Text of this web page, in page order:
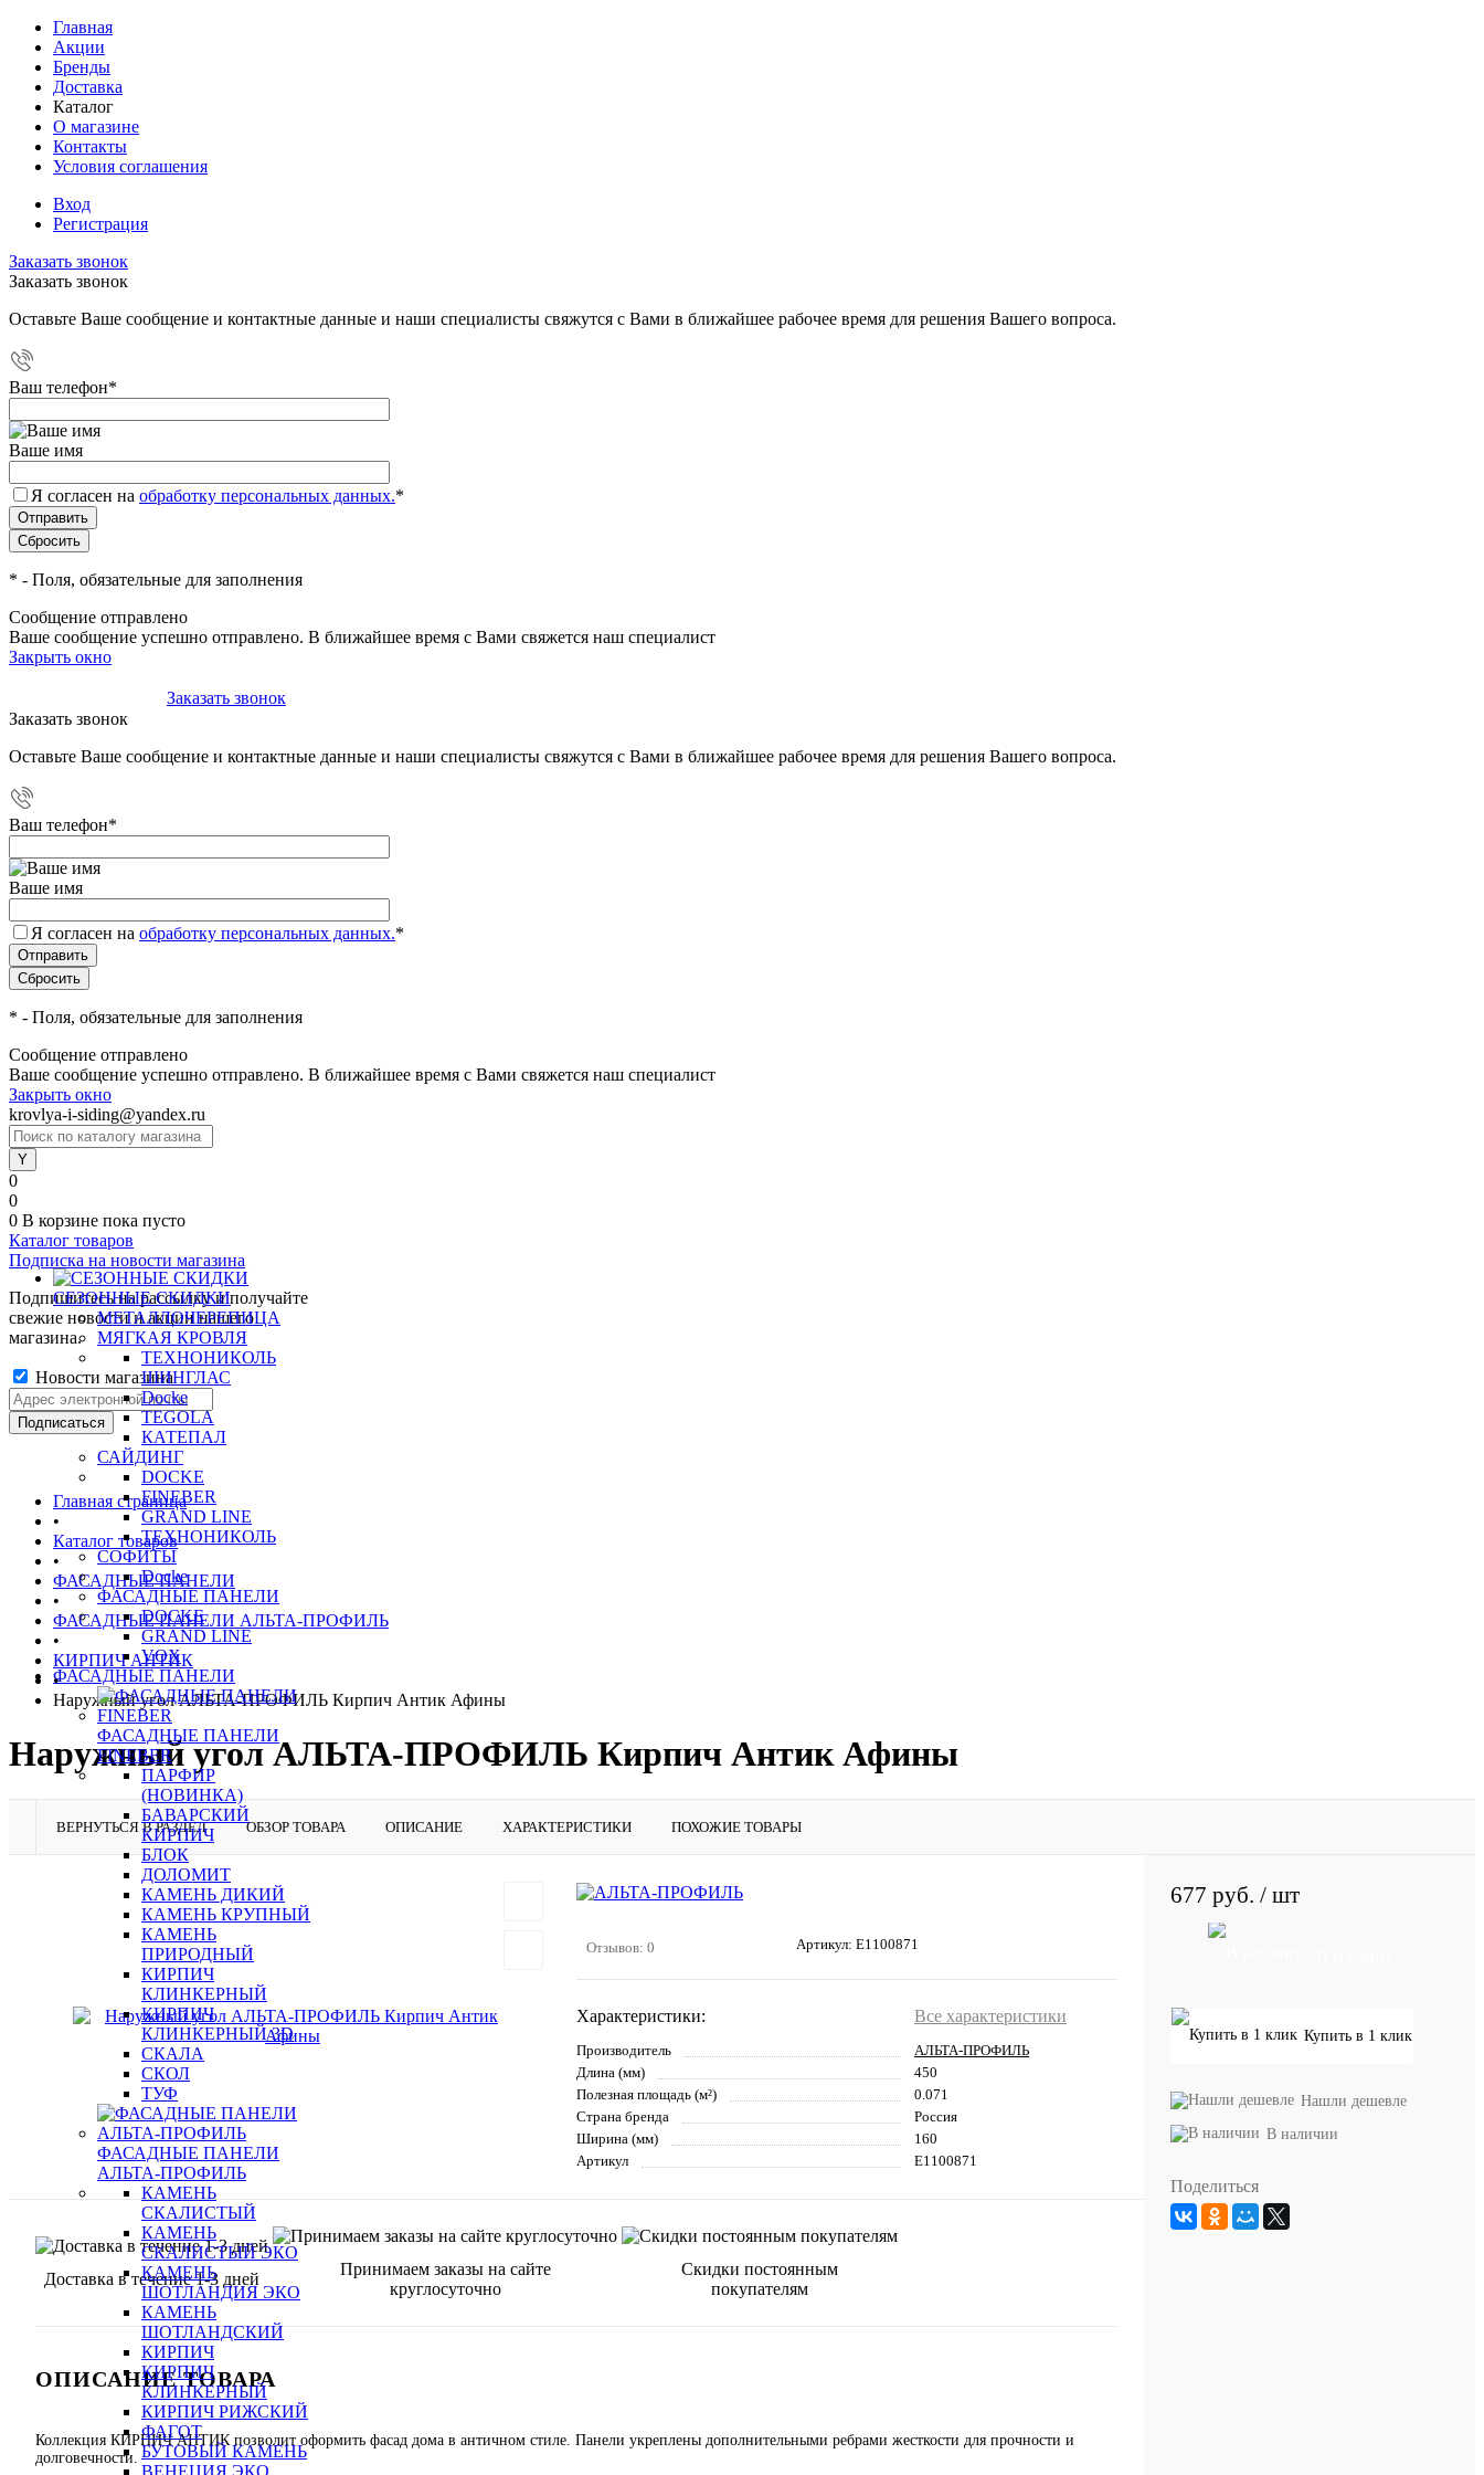
Главная
Акции
Бренды
Доставка
Каталог
О магазине
Контакты
Условия соглашения
Вход
Регистрация
Заказать звонок
Заказать звонок
Оставьте Ваше сообщение и контактные данные и наши специалисты свяжутся с Вами в ближайшее рабочее время для решения Вашего вопроса.
Ваш телефон*
Ваше имя
Я согласен на обработку персональных данных.*
* - Поля, обязательные для заполнения
Сообщение отправлено
Ваше сообщение успешно отправлено. В ближайшее время с Вами свяжется наш специалист
Закрыть окно
Заказать звонок
Заказать звонок
Оставьте Ваше сообщение и контактные данные и наши специалисты свяжутся с Вами в ближайшее рабочее время для решения Вашего вопроса.
Ваш телефон*
Ваше имя
Я согласен на обработку персональных данных.*
* - Поля, обязательные для заполнения
Сообщение отправлено
Ваше сообщение успешно отправлено. В ближайшее время с Вами свяжется наш специалист
Закрыть окно
krovlya-i-siding@yandex.ru
0
0
0 В корзине пока пусто
Каталог товаров
СЕЗОННЫЕ СКИДКИ
МЕТАЛЛОЧЕРЕПИЦА
МЯГКАЯ КРОВЛЯ
ТЕХНОНИКОЛЬ
ШИНГЛАС
Docke
TEGOLA
КАТЕПАЛ
САЙДИНГ
DOCKE
FINEBER
GRAND LINE
ТЕХНОНИКОЛЬ
СОФИТЫ
Docke
ФАСАДНЫЕ ПАНЕЛИ
DOCKE
GRAND LINE
VOX
ФАСАДНЫЕ ПАНЕЛИ
ФАСАДНЫЕ ПАНЕЛИ
FINEBER
ПАРФИР
(НОВИНКА)
БАВАРСКИЙ
КИРПИЧ
БЛОК
ДОЛОМИТ
КАМЕНЬ ДИКИЙ
КАМЕНЬ КРУПНЫЙ
КАМЕНЬ
ПРИРОДНЫЙ
КИРПИЧ
КЛИНКЕРНЫЙ
КИРПИЧ
КЛИНКЕРНЫЙ 3D
СКАЛА
СКОЛ
ТУФ
ФАСАДНЫЕ ПАНЕЛИ
АЛЬТА-ПРОФИЛЬ
КАМЕНЬ
СКАЛИСТЫЙ
КАМЕНЬ
СКАЛИСТЫЙ ЭКО
КАМЕНЬ
ШОТЛАНДИЯ ЭКО
КАМЕНЬ
ШОТЛАНДСКИЙ
КИРПИЧ
КИРПИЧ
КЛИНКЕРНЫЙ
КИРПИЧ РИЖСКИЙ
ФАГОТ
БУТОВЫЙ КАМЕНЬ
ВЕНЕЦИЯ ЭКО
Подписка на новости магазина
Подпишитесь на рассылку и получайте
свежие новости и акции нашего
магазина.
Новости магазина
Главная страница
•
Каталог товаров
•
ФАСАДНЫЕ ПАНЕЛИ
•
ФАСАДНЫЕ ПАНЕЛИ АЛЬТА-ПРОФИЛЬ
•
КИРПИЧ АНТИК
•
Наружный угол АЛЬТА-ПРОФИЛЬ Кирпич Антик Афины
Наружный угол АЛЬТА-ПРОФИЛЬ Кирпич Антик Афины
ВЕРНУТЬСЯ В РАЗДЕЛ ОБЗОР ТОВАРА ОПИСАНИЕ ХАРАКТЕРИСТИКИ ПОХОЖИЕ ТОВАРЫ
Отзывов: 0 Артикул: E1100871
Характеристики: Все характеристики
Производитель
АЛЬТА-ПРОФИЛЬ
Длина (мм)
450
Полезная площадь (м²)
0.071
Страна бренда
Россия
Ширина (мм)
160
Артикул
E1100871
Доставка в течение 1-3 дней
Принимаем заказы на сайте
круглосуточно
Скидки постоянным
покупателям
ОПИСАНИЕ ТОВАРА
Коллекция КИРПИЧ АНТИК позволит оформить фасад дома в античном стиле. Панели укреплены дополнительными ребрами жесткости для прочности и
долговечности.
677 руб. / шт
Купить в 1 клик
Нашли дешевле
В наличии
Поделиться